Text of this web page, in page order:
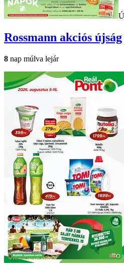
Rossmann akciós újság
8 nap múlva lejár